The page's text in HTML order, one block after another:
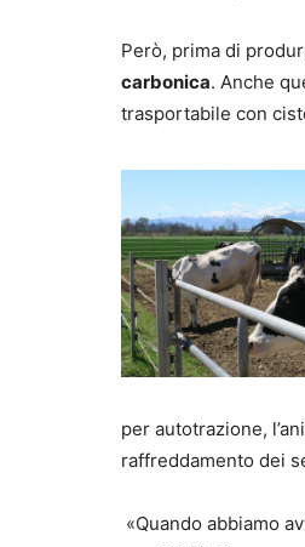
Però, prima di
carbonica. Anche
trasportabile con
per autotrazione,
raffreddamento dei
«Quando abbiamo